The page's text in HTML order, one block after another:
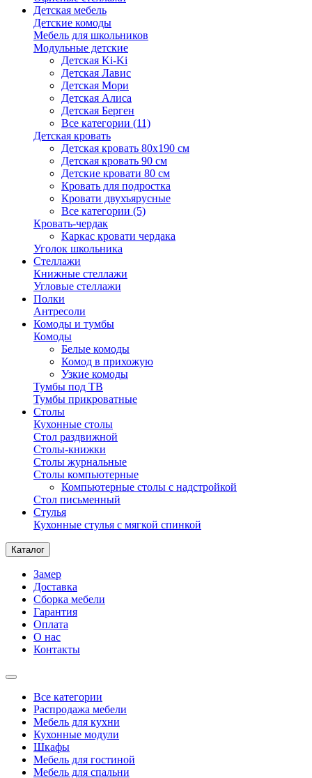
Детская мебель
Детские комоды
Мебель для школьников
Модульные детские
Детская Ki-Ki
Детская Лавис
Детская Мори
Детская Алиса
Детская Берген
Все категории (11)
Детская кровать
Детская кровать 80х190 см
Детская кровать 90 см
Детские кровати 80 см
Кровать для подростка
Кровати двухъярусные
Все категории (5)
Кровать-чердак
Каркас кровати чердака
Уголок школьника
Стеллажи
Книжные стеллажи
Угловые стеллажи
Полки
Антресоли
Комоды и тумбы
Комоды
Белые комоды
Комод в прихожую
Узкие комоды
Тумбы под ТВ
Тумбы прикроватные
Столы
Кухонные столы
Стол раздвижной
Столы-книжки
Столы журнальные
Столы компьютерные
Компьютерные столы с надстройкой
Стол письменный
Стулья
Кухонные стулья с мягкой спинкой
Каталог
Замер
Доставка
Сборка мебели
Гарантия
Оплата
О нас
Контакты
Все категории
Распродажа мебели
Мебель для кухни
Кухонные модули
Шкафы
Мебель для гостиной
Мебель для спальни